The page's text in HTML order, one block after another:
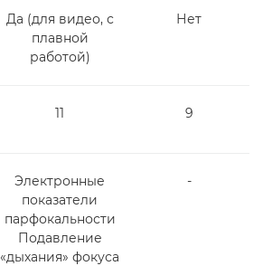
Да (для видео, с
плавной
работой)
Нет
11 9
Электронные
показатели
парфокальности
Подавление
«дыхания» фокуса
-